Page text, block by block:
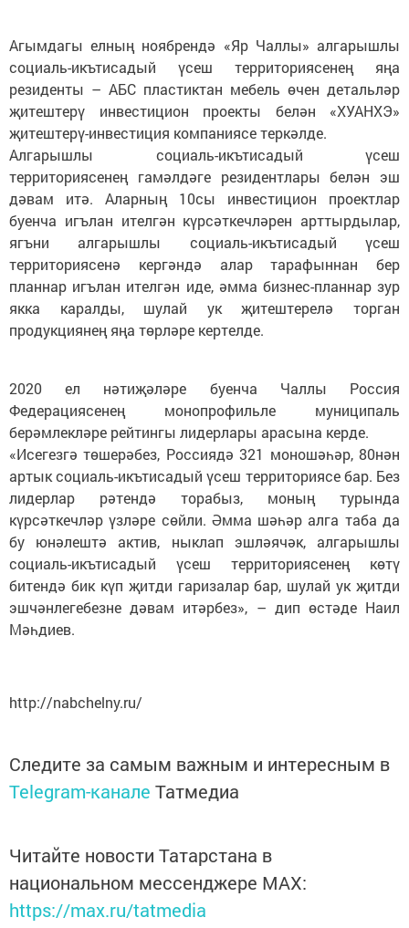
Агымдагы елның ноябрендә «Яр Чаллы» алгарышлы
социаль-икътисадый үсеш территориясенең яңа
резиденты – АБС пластиктан мебель өчен детальләр
җитештерү инвестицион проекты белән «ХУАНХЭ»
җитештерү-инвестиция компаниясе теркәлде.
Алгарышлы социаль-икътисадый үсеш
территориясенең гамәлдәге резидентлары белән эш
дәвам итә. Аларның 10сы инвестицион проектлар
буенча игълан ителгән күрсәткечләрен арттырдылар,
ягъни алгарышлы социаль-икътисадый үсеш
территориясенә кергәндә алар тарафыннан бер
планнар игълан ителгән иде, әмма бизнес-планнар зур
якка каралды, шулай ук җитештерелә торган
продукциянең яңа төрләре кертелде.
2020 ел нәтиҗәләре буенча Чаллы Россия
Федерациясенең монопрофильле муниципаль
берәмлекләре рейтингы лидерлары арасына керде.
«Исегезгә төшерәбез, Россиядә 321 моношәһәр, 80нән
артык социаль-икътисадый үсеш территориясе бар. Без
лидерлар рәтендә торабыз, моның турында
күрсәткечләр үзләре сөйли. Әмма шәһәр алга таба да
бу юнәлештә актив, ныклап эшләячәк, алгарышлы
социаль-икътисадый үсеш территориясенең көтү
битендә бик күп җитди гаризалар бар, шулай ук җитди
эшчәнлегебезне дәвам итәрбез», – дип өстәде Наил
Мәһдиев.
http://nabchelny.ru/
Следите за самым важным и интересным в
Telegram-канале Татмедиа
Читайте новости Татарстана в
национальном мессенджере MАХ:
https://max.ru/tatmedia